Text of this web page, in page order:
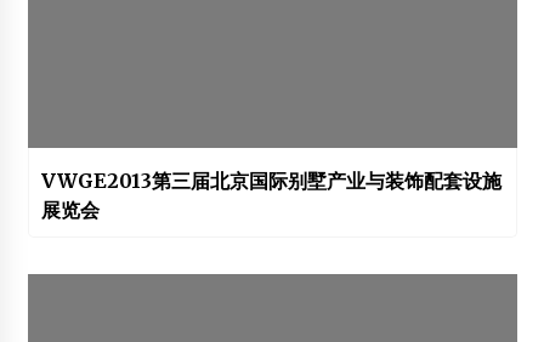
VWGE2013第三届北京国际别墅产业与装饰配套设施
展览会